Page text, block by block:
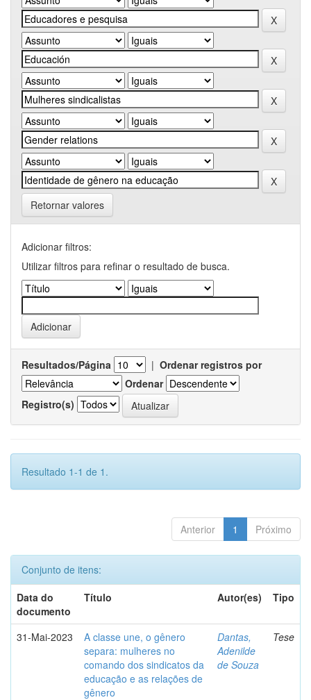
Retornar valores
Adicionar filtros:
Utilizar filtros para refinar o resultado de busca.
Resultados/Página | Ordenar registros por
Ordenar
Registro(s)
Resultado 1-1 de 1.
Anterior 1 Próximo
Conjunto de itens:
Data do
documento
Título Autor(es) Tipo
31-Mai-2023
A classe une, o gênero
separa: mulheres no
comando dos sindicatos da
educação e as relações de
gênero
Dantas,
Adenilde
de Souza
Tese